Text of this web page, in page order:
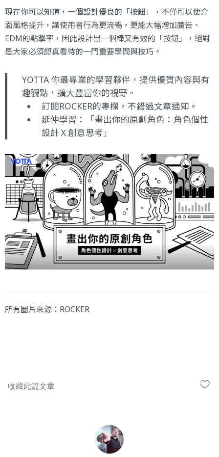
現在你可以知道，一個設計優良的「按鈕」，不僅可以使介
面風格提升，讓使用者行為更流暢，更能大幅增加廣告、
EDM的點擊率，因此設計出一個棒又有效的「按鈕」，絕對
是大家必須認真看待的一門重要學問與技巧。
YOTTA 你最專業的學習夥伴，提供優質內容與有
趣觀點，擴大豐富你的視野。
訂閱ROCKER的專欄 ，不錯過文章通知。
延伸學習：
「畫出你的原創角色：角色個性
設計Ｘ創意思考」
所有圖片來源：ROCKER